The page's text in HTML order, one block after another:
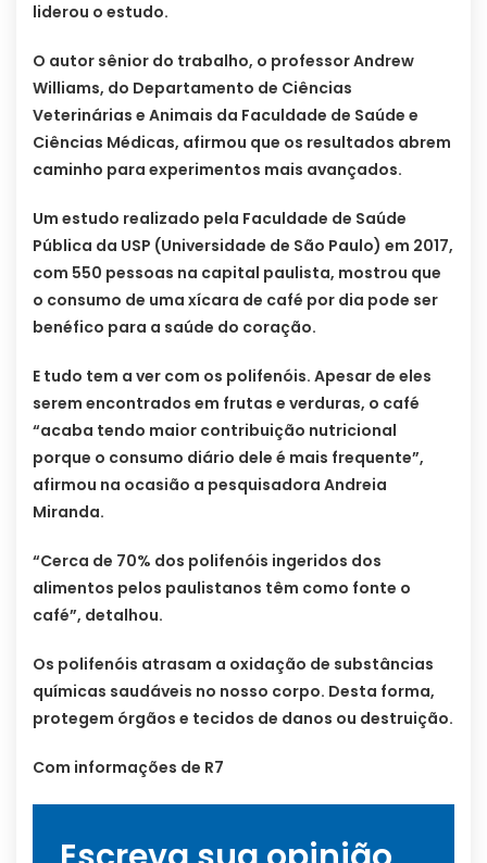
liderou o estudo.
O autor sênior do trabalho, o professor Andrew
Williams, do Departamento de Ciências
Veterinárias e Animais da Faculdade de Saúde e
Ciências Médicas, afirmou que os resultados abrem
caminho para experimentos mais avançados.
Um estudo realizado pela Faculdade de Saúde
Pública da USP (Universidade de São Paulo) em 2017,
com 550 pessoas na capital paulista, mostrou que
o consumo de uma xícara de café por dia pode ser
benéfico para a saúde do coração.
E tudo tem a ver com os polifenóis. Apesar de eles
serem encontrados em frutas e verduras, o café
“acaba tendo maior contribuição nutricional
porque o consumo diário dele é mais frequente”,
afirmou na ocasião a pesquisadora Andreia
Miranda.
“Cerca de 70% dos polifenóis ingeridos dos
alimentos pelos paulistanos têm como fonte o
café”, detalhou.
Os polifenóis atrasam a oxidação de substâncias
químicas saudáveis no nosso corpo. Desta forma,
protegem órgãos e tecidos de danos ou destruição.
Com informações de R7